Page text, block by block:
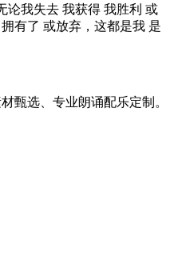
论我失去 我获得 我胜利 或
有了 或放弃，这都是我 是
甄选、专业朗诵配乐定制。